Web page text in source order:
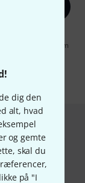
dig den
alt, hvad
og gemte
skal du
på "I
mig samtidig
kan når som